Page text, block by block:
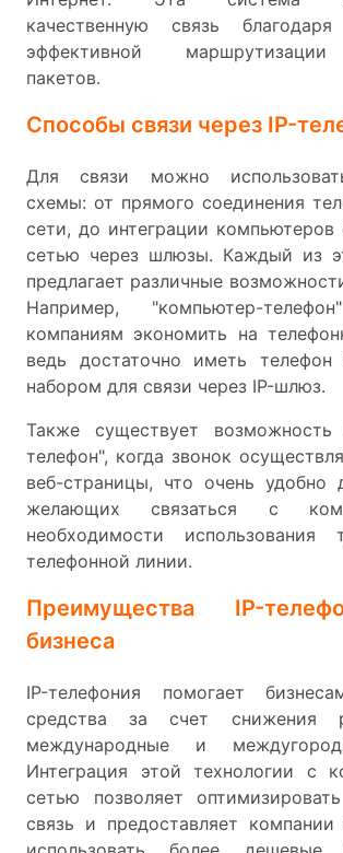
качественную связь
эффективной
пакетов.
Способы связи через IP-
Для связи можно
схемы: от прямого соединения
сети, до интеграции компьютеров
сетью через шлюзы. Каждый из
предлагает различные
Например, "компьютер-
компаниям экономить на
ведь достаточно иметь
набором для связи через IP-шлюз.
Также существует возможность
телефон", когда звонок
веб-страницы, что очень удобно
желающих связаться с
необходимости использования
телефонной линии.
Преимущества IP-
бизнеса
IP-телефония помогает
средства за счет снижения
международные и
Интеграция этой технологии с
сетью позволяет
связь и предоставляет